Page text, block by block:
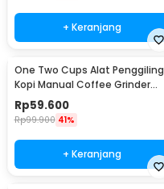
+ Keranjang
One Two Cups Alat Penggiling
Kopi Manual Coffee Grinder
Portable - WFCG9800
Rp59.600
Rp99.900 41%
+ Keranjang